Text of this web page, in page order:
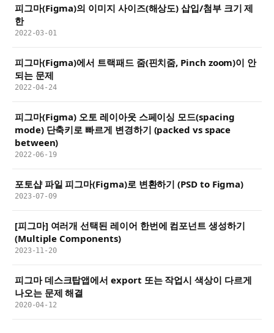
피그마(Figma)의 이미지 사이즈(해상도) 삽입/첨부 크기 제
한
2022-03-01
피그마(Figma)에서 트랙패드 줌(핀치줌, Pinch zoom)이 안
되는 문제
2022-04-24
피그마(Figma) 오토 레이아웃 스페이싱 모드(spacing
mode) 단축키로 빠르게 변경하기 (packed vs space
between)
2022-06-19
포토샵 파일 피그마(Figma)로 변환하기 (PSD to Figma)
2023-07-09
[피그마] 여러개 선택된 레이어 한번에 컴포넌트 생성하기
(Multiple Components)
2023-11-20
피그마 데스크탑앱에서 export 또는 작업시 색상이 다르게
나오는 문제 해결
2020-04-12